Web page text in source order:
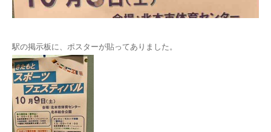
駅の掲示板に、ポスターが貼ってありました。
お問い合わせ